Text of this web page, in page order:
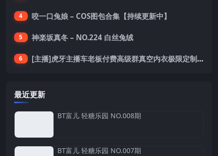
4 咬一口兔娘 – COS图包合集【持续更新中】
5 神楽坂真冬 – NO.224 白丝兔绒
6 [主播]虎牙主播车老板付费高级群真空内衣极限定制8分19
最近更新
BT富儿 轻糖乐园 NO.008期
BT富儿 轻糖乐园 NO.007期